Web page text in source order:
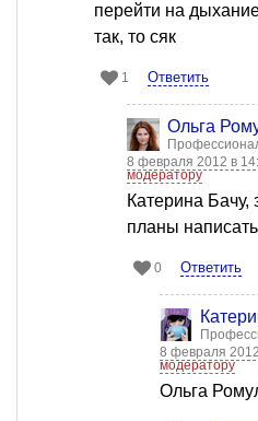
перейти на
так, то сяк
1 Ответить
Ольга
8 февраля 2012 в
модератору
Катерина Бачу,
планы
0 Ответить
8 февраля
модератору
Ольга